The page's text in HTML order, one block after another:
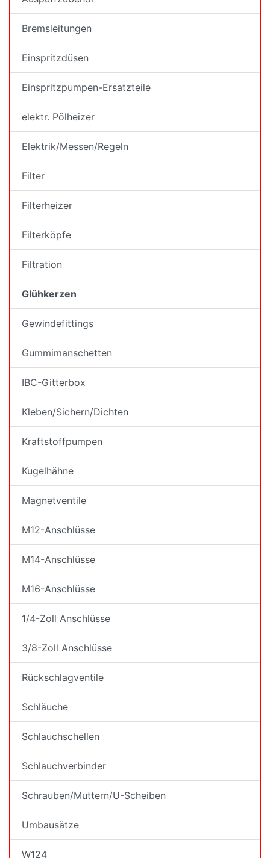
Bremsleitungen
Einspritzdüsen
Einspritzpumpen-Ersatzteile
elektr. Pölheizer
Elektrik/Messen/Regeln
Filter
Filterheizer
Filterköpfe
Filtration
Glühkerzen
Gewindefittings
Gummimanschetten
IBC-Gitterbox
Kleben/Sichern/Dichten
Kraftstoffpumpen
Kugelhähne
Magnetventile
M12-Anschlüsse
M14-Anschlüsse
M16-Anschlüsse
1/4-Zoll Anschlüsse
3/8-Zoll Anschlüsse
Rückschlagventile
Schläuche
Schlauchschellen
Schlauchverbinder
Schrauben/Muttern/U-Scheiben
Umbausätze
W124